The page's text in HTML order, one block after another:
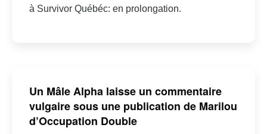
à Survivor Québéc: en prolongation.
Un Mâle Alpha laisse un commentaire
vulgaire sous une publication de Marilou
d’Occupation Double